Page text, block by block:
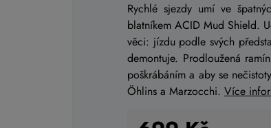
Rychlé sjezdy umí ve
blatníkem ACID Mud Shield.
věci: jízdu podle svých
demontuje. Prodloužená
poškrábáním a aby se
Öhlins a Marzocchi. Více